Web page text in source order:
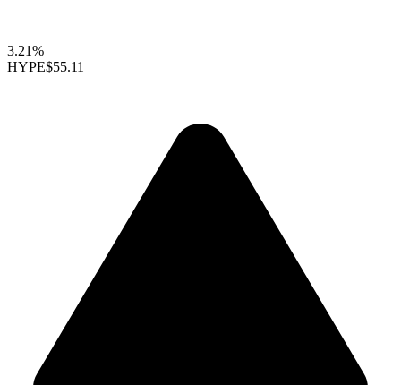
3.21%
HYPE$55.11